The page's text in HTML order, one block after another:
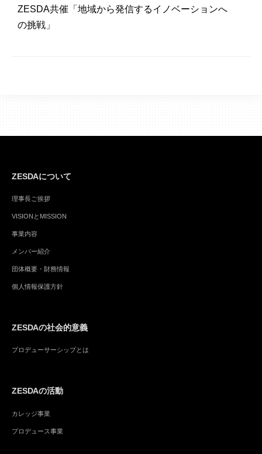
ZESDA共催「地域から発信するイノベーションへ
の挑戦」
ZESDAについて
理事長ご挨拶
VISIONとMISSION
事業内容
メンバー紹介
団体概要・財務情報
個人情報保護方針
ZESDAの社会的意義
プロデューサーシップとは
ZESDAの活動
カレッジ事業
プロデュース事業